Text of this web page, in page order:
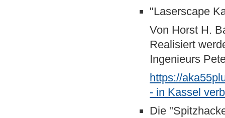
"Laserscape
Von Horst H.
Realisiert
Ingenieurs
https://
- in Kassel
Die